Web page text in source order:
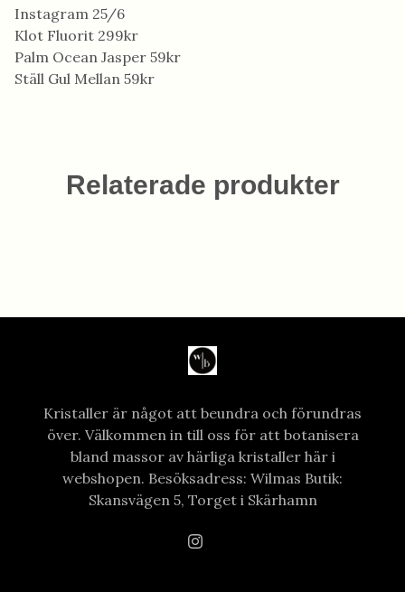
Instagram 25/6
Klot Fluorit 299kr
Palm Ocean Jasper 59kr
Ställ Gul Mellan 59kr
Relaterade produkter
Kristaller är något att beundra och förundras
över. Välkommen in till oss för att botanisera
bland massor av härliga kristaller här i
webshopen. Besöksadress: Wilmas Butik:
Skansvägen 5, Torget i Skärhamn